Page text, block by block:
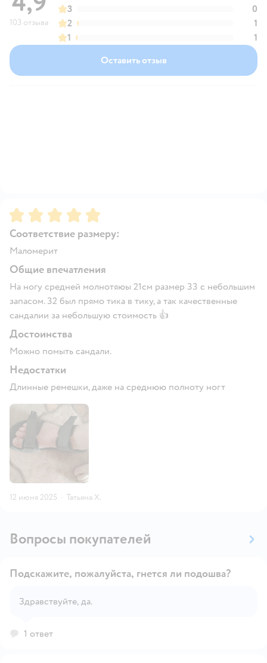
103 отзыва
3
0
2
1
1
1
Оставить отзыв
Рейтинг:5
Соответствие размеру:
Маломерит
Общие впечатления
На ногу средней молнотяюы 21см размер 33 с небольшим
запасом. 32 был прямо тика в тику, а так качественные
сандалии за небольшую стоимость 👍
Достоинства
Можно помыть сандали.
Недостатки
Длинные ремешки, даже на среднюю полноту ногт
12 июня 2025 · Татьяна Х.
Вопросы покупателей
Подскажите, пожалуйста, гнется ли подошва?
Здравствуйте, да.
1 ответ